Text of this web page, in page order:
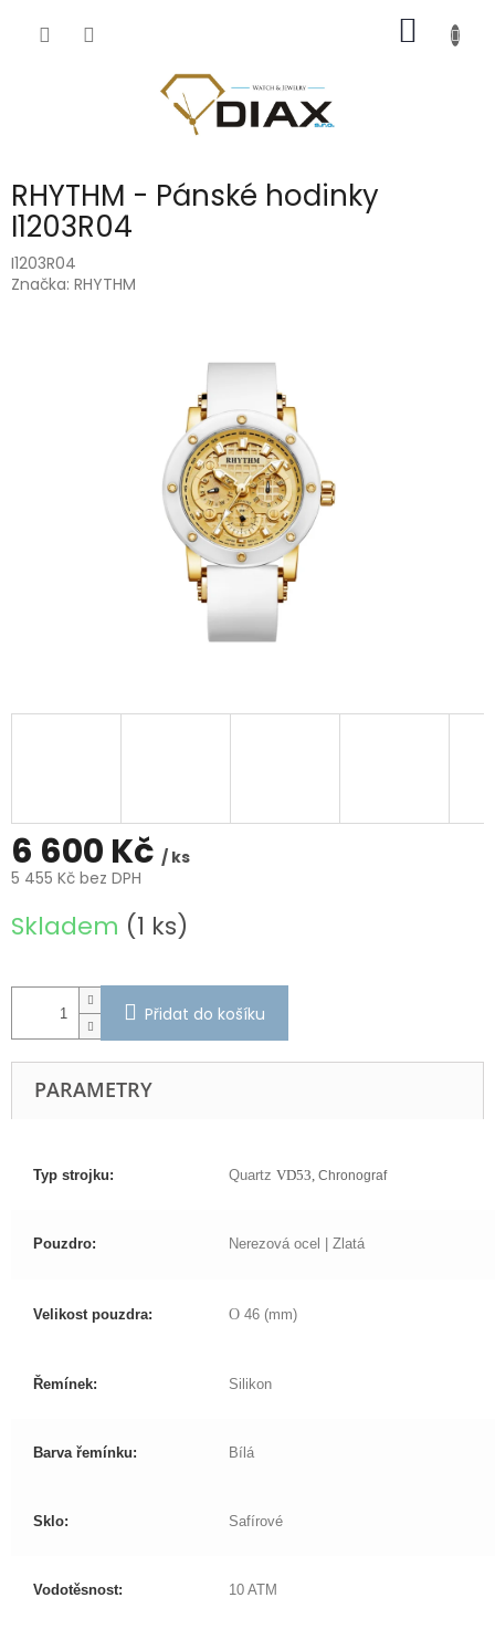
KOŠÍK
RHYTHM - Pánské hodinky
I1203R04
I1203R04
Značka: RHYTHM
6 600 Kč / ks
5 455 Kč bez DPH
cena:
Skladem (1 ks)
Přidat do košíku
PARAMETRY
Typ strojku: Quartz VD53, Chronograf
Pouzdro: Nerezová ocel | Zlatá
Velikost pouzdra: O 46 (mm)
Řemínek: Silikon
Barva řemínku: Bílá
Sklo: Safírové
Vodotěsnost: 10 ATM